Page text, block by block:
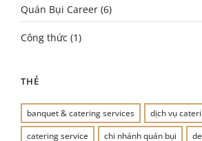
Quán Bụi Career (6)
Công thức (1)
THẺ
banquet & catering services
dịch vụ
catering service
chi nhánh quán bụi